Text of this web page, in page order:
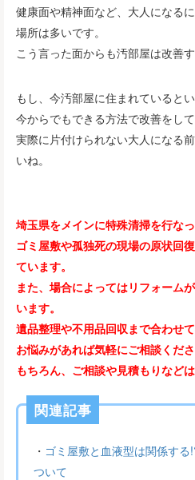
健康面や精神面など、大人になる
場所は多いです。
こう言った面からも汚部屋は改善す
もし、今汚部屋に住まれているとい
今からでもできる方法で改善をして
実際に片付けられない大人になる
いね。
埼玉県をメインに特殊清掃を行な
ゴミ屋敷や孤独死の現場の原状回
ています。
また、場合によってはリフォーム
います。
遺品整理や不用品回収まで合わせ
お悩みがあれば気軽にご相談くださ
もちろん、ご相談や見積もりなど
関連記事
・ ゴミ屋敷と血液型は関係す
ついて